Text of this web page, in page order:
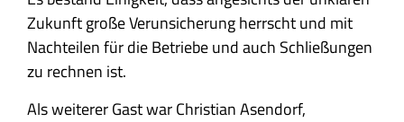
Zukunft große Verunsicherung herrscht und mit
Nachteilen für die Betriebe und auch Schließungen
zu rechnen ist.
Als weiterer Gast war Christian Asendorf,